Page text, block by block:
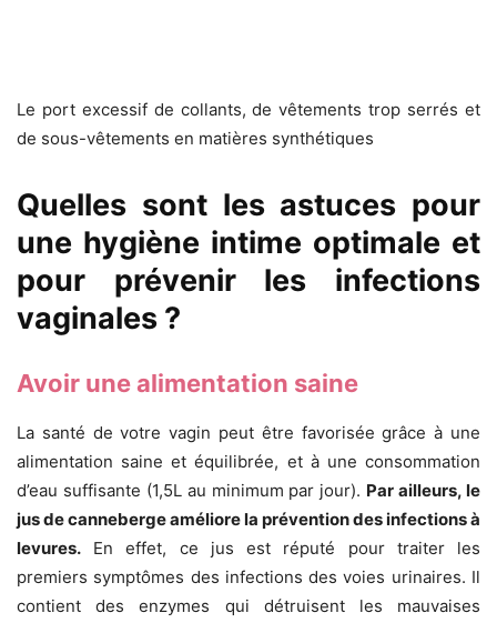
Le port excessif de collants, de vêtements trop serrés et
de sous-vêtements en matières synthétiques
Quelles sont les astuces pour
une hygiène intime optimale et
pour prévenir les infections
vaginales ?
Avoir une alimentation saine
La santé de votre vagin peut être favorisée grâce à une
alimentation saine et équilibrée, et à une consommation
d’eau suffisante (1,5L au minimum par jour). Par ailleurs, le
jus de canneberge améliore la prévention des infections à
levures. En effet, ce jus est réputé pour traiter les
premiers symptômes des infections des voies urinaires. Il
contient des enzymes qui détruisent les mauvaises